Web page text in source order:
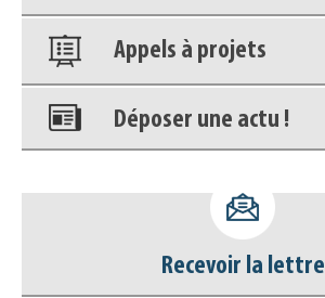
Appels à projets
Déposer une actu !
déconnecter)
Base documentaire
Recevoir la lettre